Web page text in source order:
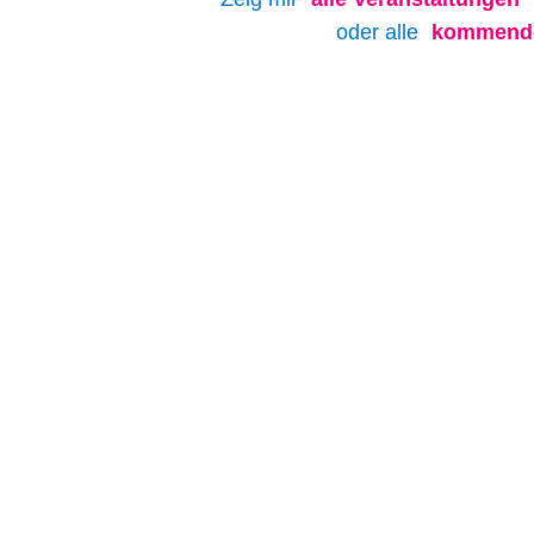
oder alle